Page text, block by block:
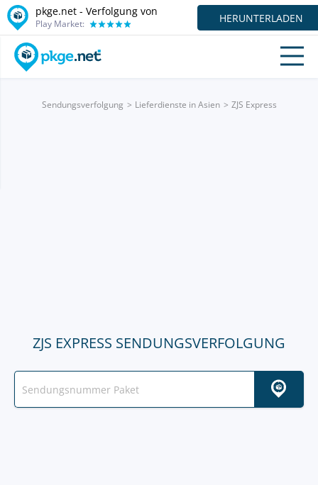
pkge.net - Verfolgung von
Play Market: HERUNTERLADEN
Sendungsverfolgung Lieferdienste in Asien ZJS Express
ZJS EXPRESS SENDUNGSVERFOLGUNG